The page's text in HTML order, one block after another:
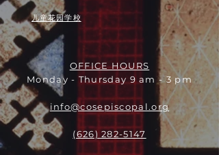
儿童花园学校
OFFICE HOURS
Monday - Thursday 9 am - 3 pm
info@cosepiscopal.org
(626) 282-5147